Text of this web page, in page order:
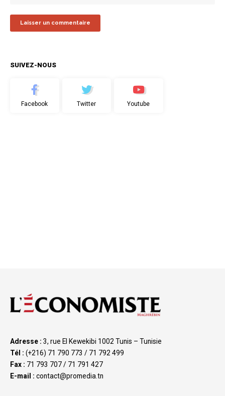
SUIVEZ-NOUS
Facebook Twitter Youtube
Adresse : 3, rue El Kewekibi 1002 Tunis – Tunisie
Tél : (+216) 71 790 773 / 71 792 499
Fax : 71 793 707 / 71 791 427
E-mail : contact@promedia.tn